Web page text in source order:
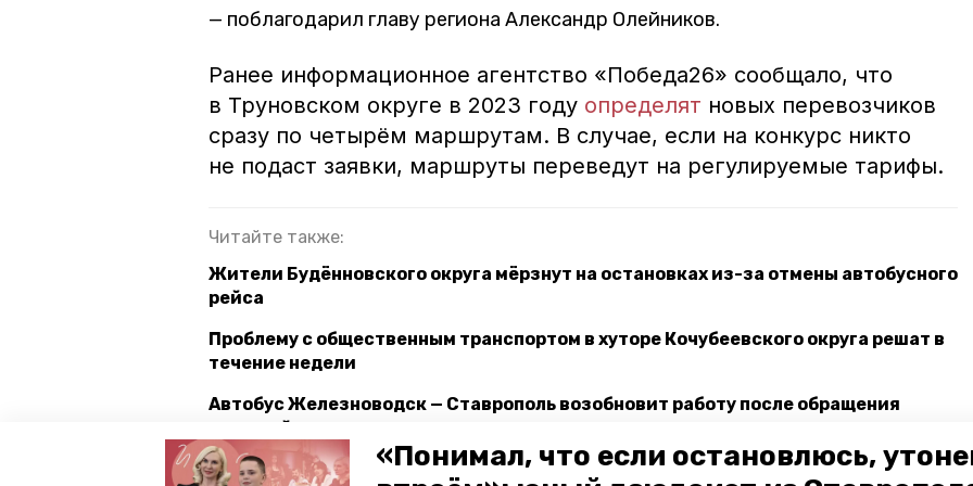
«Понимал, что если остановлюсь,
поблагодарил главу региона Александр Олейников.
Ранее информационное агентство «Победа26» сообщало, что
в Труновском округе в 2023 году определят новых перевозчиков
сразу по четырём маршрутам. В случае, если на конкурс никто
не подаст заявки, маршруты переведут на регулируемые тарифы.
Читайте также:
Жители Будённовского округа мёрзнут на остановках из-за отмены автобусного
рейса
Проблему с общественным транспортом в хуторе Кочубеевского округа решат в
течение недели
Автобус Железноводск — Ставрополь возобновит работу после обращения
жителей курорта